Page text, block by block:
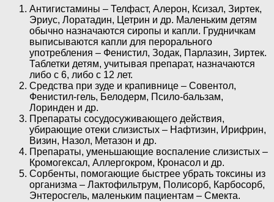
Антигистамины – Телфаст, Алерон, Ксизал, Зиртек,
Эриус, Лоратадин, Цетрин и др. Маленьким детям
обычно назначаются сиропы и капли. Грудничкам
выписываются капли для перорального
употребления – Фенистил, Зодак, Парлазин, Зиртек.
Таблетки детям, учитывая препарат, назначаются
либо с 6, либо с 12 лет.
Средства при зуде и крапивнице – Совентол,
Фенистил-гель, Белодерм, Псило-бальзам,
Лоринден и др.
Препараты сосудосуживающего действия,
убирающие отеки слизистых – Нафтизин, Ирифрин,
Визин, Назол, Метазон и др.
Препараты, уменьшающие воспаление слизистых –
Кромогексал, Аллергокром, Кронасол и др.
Сорбенты, помогающие быстрее убрать токсины из
организма – Лактофильтрум, Полисорб, Карбосорб,
Энтеросгель, маленьким пациентам – Смекта.